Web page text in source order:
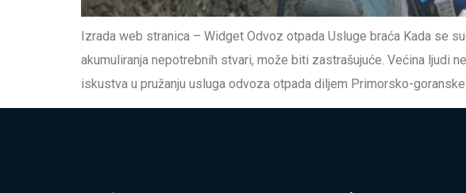
Izrada web stranica – Widget Odvoz otpada Usluge braća Kada se
akumuliranja nepotrebnih stvari, može biti zastrašujuće. Većina ljudi
iskustva u pružanju usluga odvoza otpada diljem Primorsko-goranske